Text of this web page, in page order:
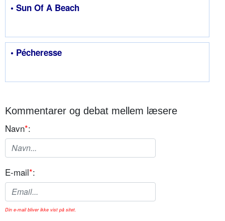
• Sun Of A Beach
• Pécheresse
Kommentarer og debat mellem læsere
Navn*:
E-mail*:
Din e-mail bliver ikke vist på sitet.